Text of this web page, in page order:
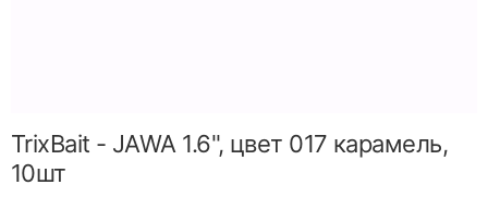
TrixBait - JAWA 1.6", цвет 017 карамель,
10шт